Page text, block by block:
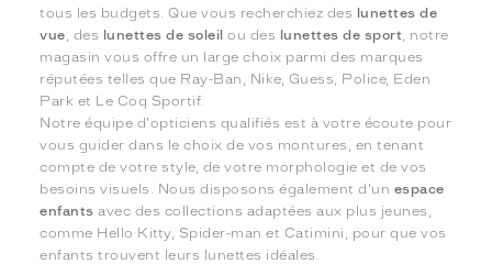
tous les budgets. Que vous recherchiez des lunettes de
vue , des lunettes de soleil ou des lunettes de sport , notre
magasin vous offre un large choix parmi des marques
réputées telles que Ray-Ban, Nike, Guess, Police, Eden
Park et Le Coq Sportif.
Notre équipe d'opticiens qualifiés est à votre écoute pour
vous guider dans le choix de vos montures, en tenant
compte de votre style, de votre morphologie et de vos
besoins visuels. Nous disposons également d'un espace
enfants avec des collections adaptées aux plus jeunes,
comme Hello Kitty, Spider-man et Catimini, pour que vos
enfants trouvent leurs lunettes idéales.